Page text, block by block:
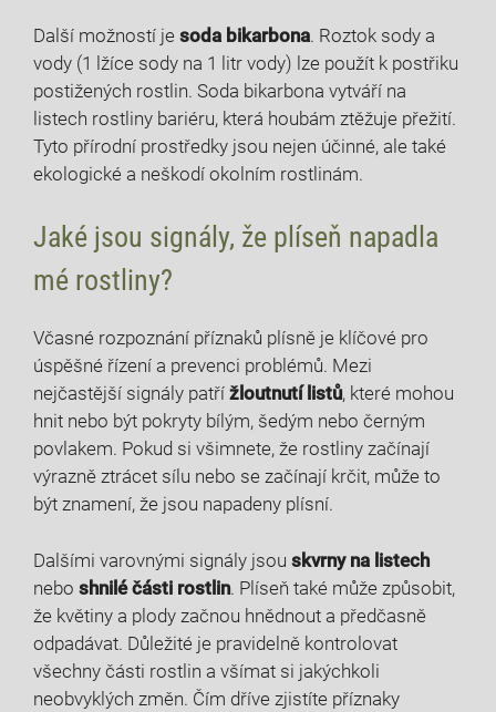
Další možností je⁣ soda bikarbona. Roztok sody a
vody ⁣(1 lžíce sody na 1 litr vody) lze použít k postřiku
postižených rostlin.⁢ Soda bikarbona vytváří na
listech rostliny bariéru, která​ houbám ztěžuje přežití.
Tyto‍ přírodní prostředky ⁢jsou nejen účinné, ale také
ekologické a ⁣neškodí okolním rostlinám.
Jaké jsou signály, že plíseň napadla
mé rostliny?
Včasné rozpoznání příznaků plísně je klíčové pro‌
úspěšné řízení‍ a prevenci problémů.‍ Mezi
nejčastější signály patří žloutnutí listů, které mohou
hnit nebo být pokryty bílým, šedým nebo černým
povlakem. Pokud ⁣si všimnete,⁣ že rostliny začínají
výrazně ztrácet sílu nebo se začínají krčit, může to⁤
být znamení, že jsou napadeny plísní.
Dalšími varovnými signály jsou skvrny na listech⁣
nebo shnilé​ části⁢ rostlin. Plíseň také ‌může způsobit,
že květiny a plody začnou hnědnout a předčasně
odpadávat. Důležité ⁤je pravidelně kontrolovat
všechny části rostlin a všímat si jakýchkoli
neobvyklých změn. Čím dříve ​zjistíte příznaky